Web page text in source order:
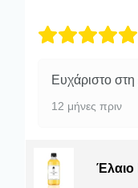
Ευχάριστο
12 μήνες πριν
Έλαιο